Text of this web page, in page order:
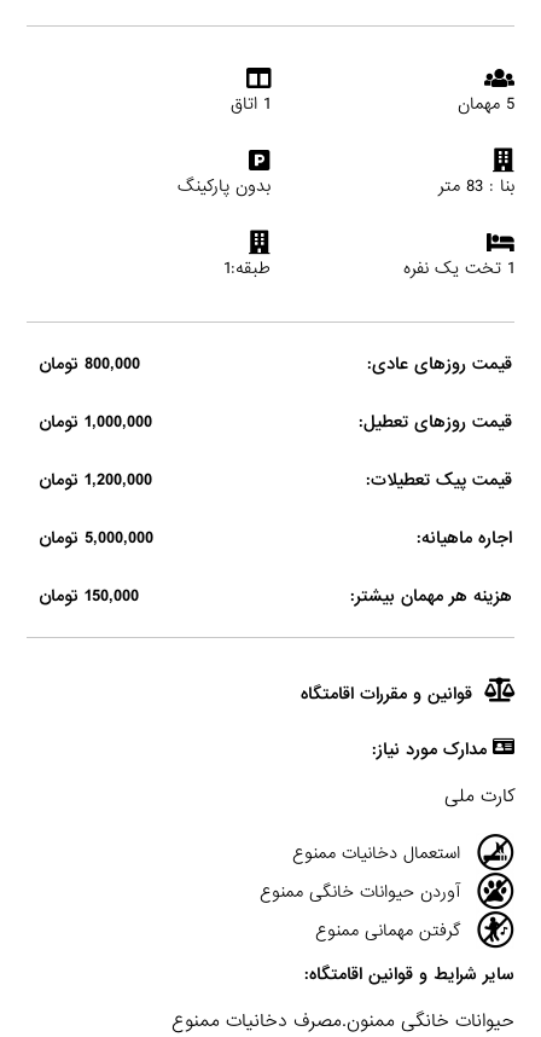
5 مهمان 1 اتاق
بنا : 83 متر بدون پارکینگ
1 تخت یک نفره طبقه:1
قیمت روزهای عادی: 800,000 تومان
قیمت روزهای تعطیل: 1,000,000 تومان
قیمت پیک تعطیلات: 1,200,000 تومان
اجاره ماهیانه: 5,000,000 تومان
هزینه هر مهمان بیشتر: 150,000 تومان
قوانین و مقررات اقامتگاه
مدارک مورد نیاز:
کارت ملی
استعمال دخانیات ممنوع
آوردن حیوانات خانگی ممنوع
گرفتن مهمانی ممنوع
سایر شرایط و قوانین اقامتگاه:
حیوانات خانگی ممنون.مصرف دخانیات ممنوع